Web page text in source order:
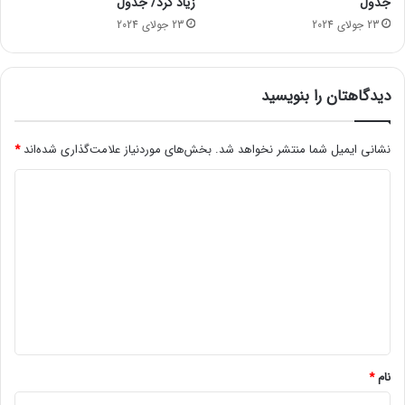
معلم
ا
ز
ا
ی
ج
23 جولای 2024 23 جولای 2024
دیدگاهتان را بنویسید
نشانی ایمیل شما منتشر نخواهد شد. بخش‌های موردنیاز علامت‌گذاری شده‌اند*
نام*